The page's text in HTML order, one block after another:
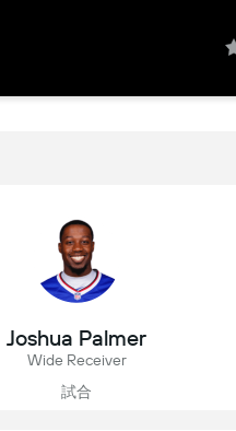
Joshua Palmer
Wide Receiver
試合